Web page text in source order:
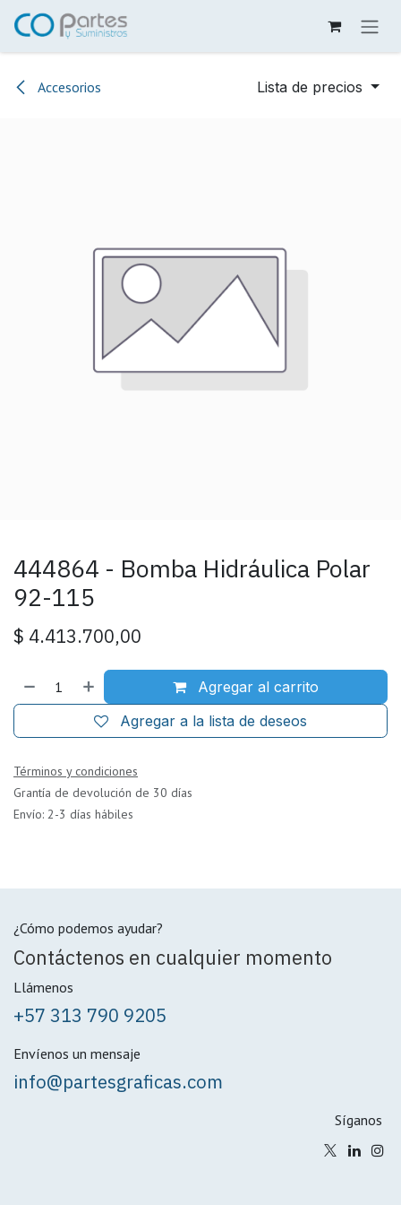
Ir al contenido
Accesorios Lista de precios
444864 - Bomba Hidráulica Polar
92-115
$ 4.413.700,00
Agregar al carrito
Agregar a la lista de deseos
Términos y condiciones
Grantía de devolución de 30 días
Envío: 2-3 días hábiles
¿Cómo podemos ayudar?
Contáctenos en cualquier momento
Llámenos
+57 313 790 9205
Envíenos un mensaje
info@partesgraficas.com
Síganos